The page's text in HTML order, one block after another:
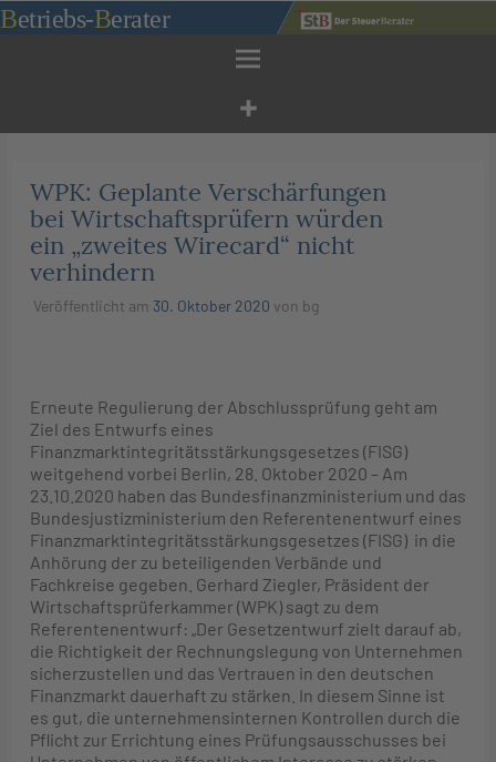
Zum
Inhalt
Betriebs-Berater
WPK: Geplante Verschärfungen
bei Wirtschaftsprüfern würden
ein „zweites Wirecard“ nicht
verhindern
Veröffentlicht am 30. Oktober 2020 von bg
Erneute Regulierung der Abschlussprüfung geht am
Ziel des Entwurfs eines
Finanzmarktintegritätsstärkungsgesetzes (FISG)
weitgehend vorbei Berlin, 28. Oktober 2020 – Am
23.10.2020 haben das Bundesfinanzministerium und das
Bundesjustizministerium den Referentenentwurf eines
Finanzmarktintegritätsstärkungsgesetzes (FISG) in die
Anhörung der zu beteiligenden Verbände und
Fachkreise gegeben. Gerhard Ziegler, Präsident der
Wirtschaftsprüferkammer (WPK) sagt zu dem
Referentenentwurf: „Der Gesetzentwurf zielt darauf ab,
die Richtigkeit der Rechnungslegung von Unternehmen
sicherzustellen und das Vertrauen in den deutschen
Finanzmarkt dauerhaft zu stärken. In diesem Sinne ist
es gut, die unternehmensinternen Kontrollen durch die
Pflicht zur Errichtung eines Prüfungsausschusses bei